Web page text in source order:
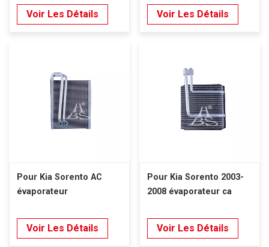
Voir Les Détails Voir Les Détails
Pour Kia Sorento AC
évaporateur
Voir Les Détails
Pour Kia Sorento 2003-
2008 évaporateur ca
Voir Les Détails